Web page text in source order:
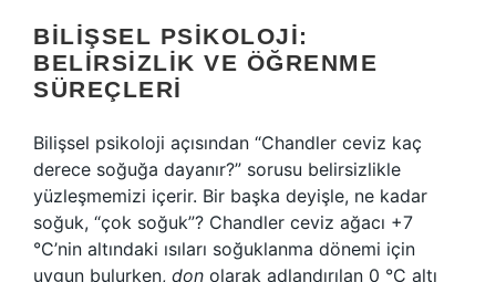
BILIŞSEL PSIKOLOJI:
BELIRSIZLIK VE ÖĞRENME
SÜREÇLERI
Bilişsel psikoloji açısından “Chandler ceviz kaç
derece soğuğa dayanır?” sorusu belirsizlikle
yüzleşmemizi içerir. Bir başka deyişle, ne kadar
soğuk, “çok soğuk”? Chandler ceviz ağacı +7
°C’nin altındaki ısıları soğuklanma dönemi için
uygun bulurken, don olarak adlandırılan 0 °C altı